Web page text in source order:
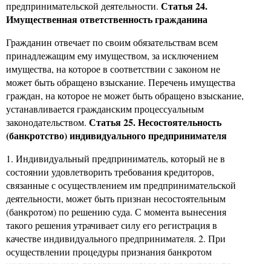
предпринимательской деятельности. Статья 24.
Имущественная ответственность гражданина
Гражданин отвечает по своим обязательствам всем
принадлежащим ему имуществом, за исключением
имущества, на которое в соответствии с законом не
может быть обращено взыскание. Перечень имущества
граждан, на которое не может быть обращено взыскание,
устанавливается гражданским процессуальным
законодательством. Статья 25. Несостоятельность
(банкротство) индивидуального предпринимателя
1. Индивидуальный предприниматель, который не в
состоянии удовлетворить требования кредиторов,
связанные с осуществлением им предпринимательской
деятельности, может быть признан несостоятельным
(банкротом) по решению суда. С момента вынесения
такого решения утрачивает силу его регистрация в
качестве индивидуального предпринимателя. 2. При
осуществлении процедуры признания банкротом